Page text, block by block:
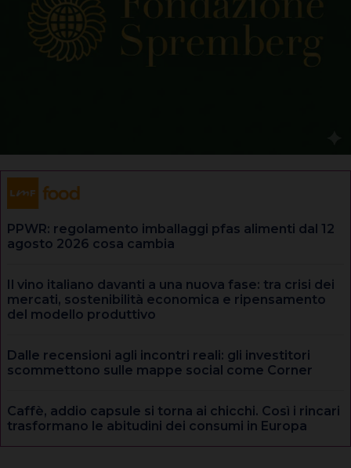
PPWR: regolamento imballaggi pfas alimenti dal 12
agosto 2026 cosa cambia
Il vino italiano davanti a una nuova fase: tra crisi dei
mercati, sostenibilità economica e ripensamento
del modello produttivo
Dalle recensioni agli incontri reali: gli investitori
scommettono sulle mappe social come Corner
Caffè, addio capsule si torna ai chicchi. Così i rincari
trasformano le abitudini dei consumi in Europa